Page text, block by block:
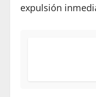
expulsión